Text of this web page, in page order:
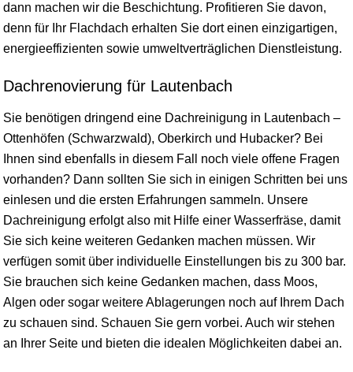
dann machen wir die Beschichtung. Profitieren Sie davon,
denn für Ihr Flachdach erhalten Sie dort einen einzigartigen,
energieeffizienten sowie umweltverträglichen Dienstleistung.
Dachrenovierung für Lautenbach
Sie benötigen dringend eine Dachreinigung in Lautenbach –
Ottenhöfen (Schwarzwald), Oberkirch und Hubacker? Bei
Ihnen sind ebenfalls in diesem Fall noch viele offene Fragen
vorhanden? Dann sollten Sie sich in einigen Schritten bei uns
einlesen und die ersten Erfahrungen sammeln. Unsere
Dachreinigung erfolgt also mit Hilfe einer Wasserfräse, damit
Sie sich keine weiteren Gedanken machen müssen. Wir
verfügen somit über individuelle Einstellungen bis zu 300 bar.
Sie brauchen sich keine Gedanken machen, dass Moos,
Algen oder sogar weitere Ablagerungen noch auf Ihrem Dach
zu schauen sind. Schauen Sie gern vorbei. Auch wir stehen
an Ihrer Seite und bieten die idealen Möglichkeiten dabei an.